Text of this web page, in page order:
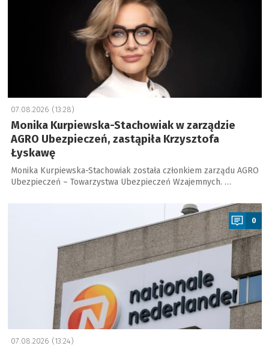
07.08.2026 (13:28)
Monika Kurpiewska-Stachowiak w zarządzie
AGRO Ubezpieczeń, zastąpiła Krzysztofa
Łyskawę
Monika Kurpiewska-Stachowiak została członkiem zarządu AGRO
Ubezpieczeń – Towarzystwa Ubezpieczeń Wzajemnych. …
0
07.08.2026 (13:24)